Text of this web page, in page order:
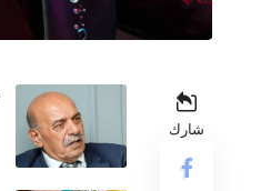
شارك